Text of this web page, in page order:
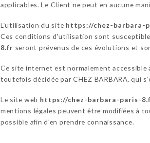
applicables. Le Client ne peut en aucune
L'utilisation du site https://chez-barbara-
Ces conditions d'utilisation sont
8.fr seront prévenus de ces évolutions et
Ce site internet est normalement
toutefois décidée par CHEZ BARBARA, qui
Le site web https://chez-barbara-paris-
mentions légales peuvent être modifiées à
possible afin d'en prendre connaissance.